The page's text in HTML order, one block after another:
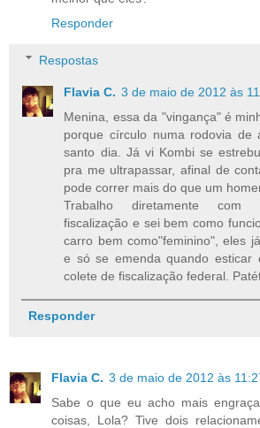
Responder
Respostas
Flavia C. 3 de maio de 2012 às
Menina, essa da "vingança" é
porque círculo numa rodovia de
santo dia. Já vi Kombi se
pra me ultrapassar, afinal de
pode correr mais do que um
Trabalho diretamente com
fiscalização e sei bem como
carro bem como"feminino", eles
e só se emenda quando esticar
colete de fiscalização federal.
Responder
Flavia C. 3 de maio de 2012 às
Sabe o que eu acho mais
coisas, Lola? Tive dois